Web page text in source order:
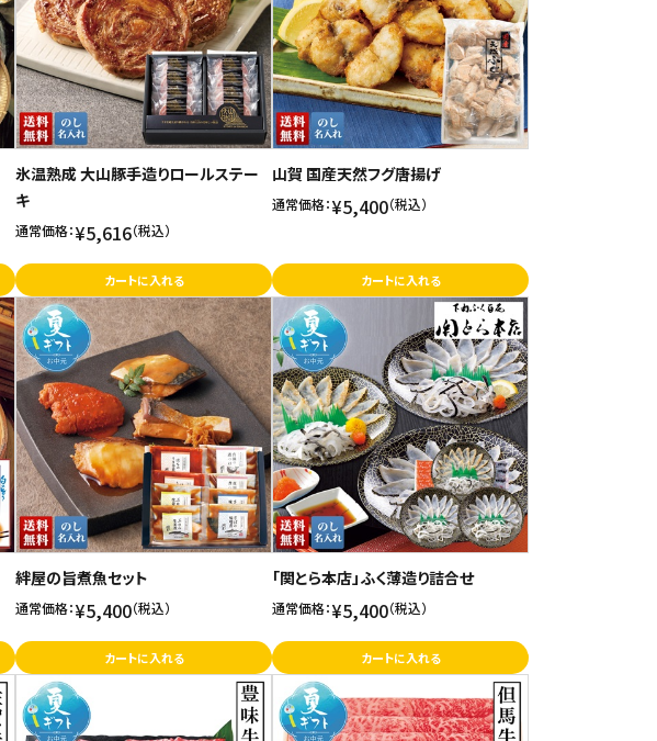
氷温熟成 大山豚手造りロールステー
キ
通常価格：¥5,616（税込）
カートに入れる
山賀 国産天然フグ唐揚げ
通常価格：¥5,400（税込）
カートに入れる
絆屋の旨煮魚セット
通常価格：¥5,400（税込）
カートに入れる
「関とら本店」ふく薄造り詰合せ
通常価格：¥5,400（税込）
カートに入れる